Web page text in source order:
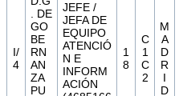
I/
4
. DE
GO
BE
RN
AN
ZA
PU
JEFE /
JEFA DE
EQUIPO
ATENCIÓ
N E
INFORM
ACIÓN
1
8
C
1
C
2
M
A
D
R
I
D